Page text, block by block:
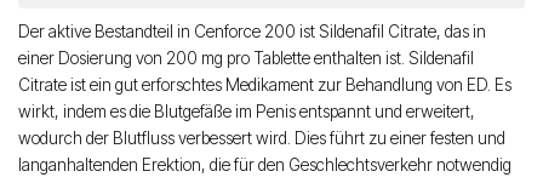
Der aktive Bestandteil in Cenforce 200 ist Sildenafil Citrate, das in
einer Dosierung von 200 mg pro Tablette enthalten ist. Sildenafil
Citrate ist ein gut erforschtes Medikament zur Behandlung von ED. Es
wirkt, indem es die Blutgefäße im Penis entspannt und erweitert,
wodurch der Blutfluss verbessert wird. Dies führt zu einer festen und
langanhaltenden Erektion, die für den Geschlechtsverkehr notwendig